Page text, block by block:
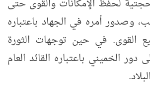
لحفظ الإمكانات والقوى حتى
وصدور أمره في الجهاد باعتباره
القوى. في حين توجهات الثورة
دور الخميني باعتباره القائد العام